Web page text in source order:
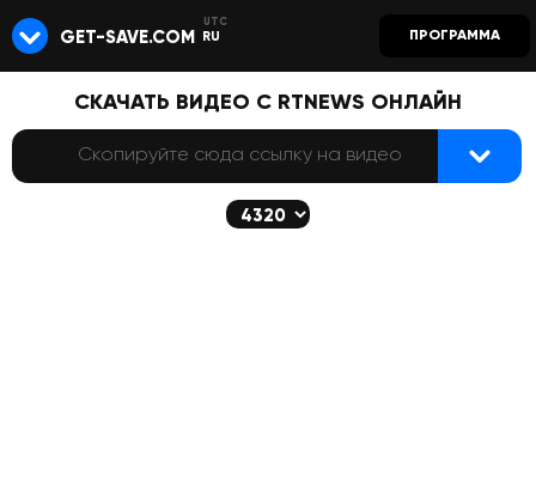
GET-SAVE.COM RU ПРОГРАММА
СКАЧАТЬ ВИДЕО С RTNEWS ОНЛАЙН